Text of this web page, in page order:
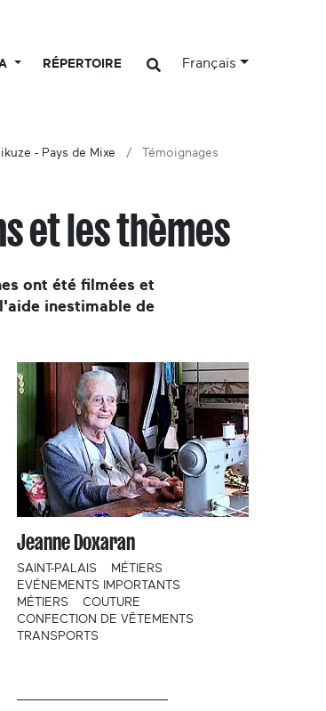
RÉPERTOIRE Français
- Pays de Mixe
Témoignages
et les thèmes
ont été filmées et
inestimable de
Jeanne Doxaran
SAINT-PALAIS
MÉTIERS
EVÉNEMENTS IMPORTANTS
MÉTIERS
COUTURE
CONFECTION DE VÊTEMENTS
TRANSPORTS